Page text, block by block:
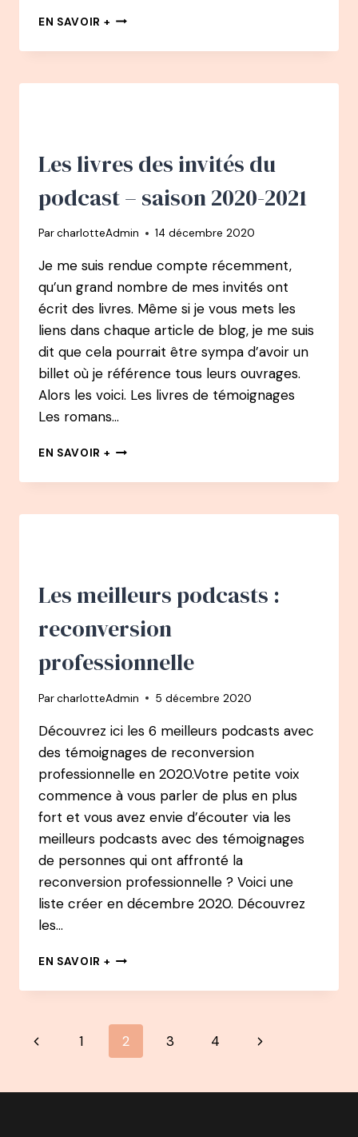
EN SAVOIR + LES
QUI
RÉFLÉCHIR
CHANGEMENT
VIE
Les livres des invités du
podcast – saison 2020-2021
ParcharlotteAdmin 14 décembre 2020
Je me suis rendue compte récemment,
qu’un grand nombre de mes invités ont
écrit des livres. Même si je vous mets les
liens dans chaque article de blog, je me suis
dit que cela pourrait être sympa d’avoir un
billet où je référence tous leurs ouvrages.
Alors les voici. Les livres de témoignages
Les romans…
EN SAVOIR + LES
DES
DU
2021
Les meilleurs podcasts :
reconversion
professionnelle
ParcharlotteAdmin 5 décembre 2020
Découvrez ici les 6 meilleurs podcasts avec
des témoignages de reconversion
professionnelle en 2020.Votre petite voix
commence à vous parler de plus en plus
fort et vous avez envie d’écouter via les
meilleurs podcasts avec des témoignages
de personnes qui ont affronté la
reconversion professionnelle ? Voici une
liste créer en décembre 2020. Découvrez
les…
EN SAVOIR + LES
PODCASTS
RECONVERSION
PROFESSIONNELLE
Navigation
Page
1 2 3 4
Page